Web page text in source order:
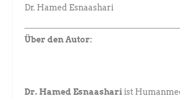
Dr. Hamed Esnaashari
Über den Autor:
Dr. Hamed Esnaashariist